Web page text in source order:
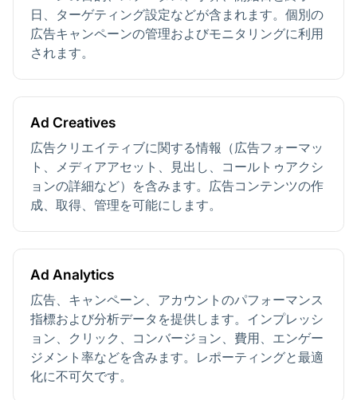
日、ターゲティング設定などが含まれます。個別の
広告キャンペーンの管理およびモニタリングに利用
されます。
Ad Creatives
広告クリエイティブに関する情報（広告フォーマッ
ト、メディアアセット、見出し、コールトゥアクシ
ョンの詳細など）を含みます。広告コンテンツの作
成、取得、管理を可能にします。
Ad Analytics
広告、キャンペーン、アカウントのパフォーマンス
指標および分析データを提供します。インプレッシ
ョン、クリック、コンバージョン、費用、エンゲー
ジメント率などを含みます。レポーティングと最適
化に不可欠です。